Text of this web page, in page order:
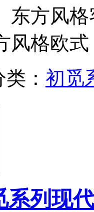
东方风
风格欧式
： 初觅
系列现